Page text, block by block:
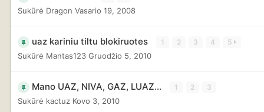
Sukūrė Dragon Vasario 19, 2008
uaz kariniu tiltu blokiruotes 1 2 3 4 5
Sukūrė Mantas123 Gruodžio 5, 2010
Mano UAZ, NIVA, GAZ, LUAZ... 1 2 3
Sukūrė kactuz Kovo 3, 2010